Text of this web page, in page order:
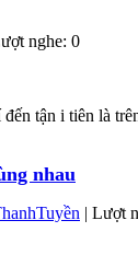
nghe: 0
tận i tiên là
nhau
| Lượt